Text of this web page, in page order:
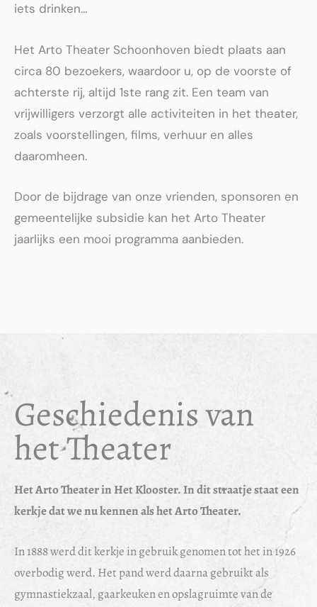
iets drinken…
Het Arto Theater Schoonhoven biedt plaats aan
circa 80 bezoekers, waardoor u, op de voorste of
achterste rij, altijd 1ste rang zit. Een team van
vrijwilligers verzorgt alle activiteiten in het theater,
zoals voorstellingen, films, verhuur en alles
daaromheen.
Door de bijdrage van onze vrienden, sponsoren en
gemeentelijke subsidie kan het Arto Theater
jaarlijks een mooi programma aanbieden.
Geschiedenis van
het Theater
Het Arto Theater in Het Klooster. In dit straatje staat een
kerkje dat we nu kennen als het Arto Theater.
In 1888 werd dit kerkje in gebruik genomen tot het in 1926
overbodig werd. Het pand werd daarna gebruikt als
gymnastiekzaal, gaarkeuken en opslagruimte van de